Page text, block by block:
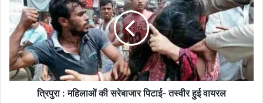
रा
:
म
ला
ओं
की
त्रिपुरा : महिलाओं की सरेबाजार पिटाई- तस्वीर हुई वायरल